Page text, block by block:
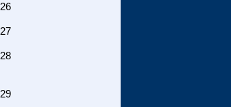
26
27
28
29